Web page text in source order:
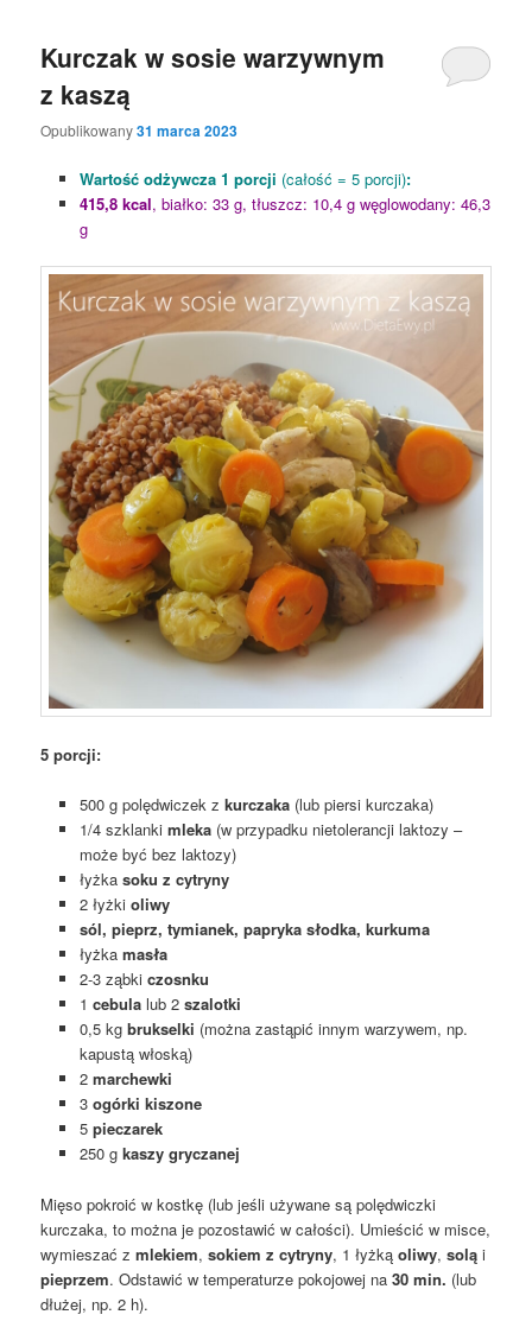
Kurczak w sosie warzywnym
z kaszą
Opublikowany31 marca 2023
Wartość odżywcza 1 porcji (całość = 5 porcji):
415,8 kcal, białko: 33 g, tłuszcz: 10,4 g węglowodany: 46,3
g
5 porcji:
500 g polędwiczek z kurczaka(lub piersi kurczaka)
1/4 szklanki mleka(w przypadku nietolerancji laktozy –
może być bez laktozy)
łyżka soku z cytryny
2 łyżki oliwy
sól, pieprz, tymianek, papryka słodka, kurkuma
łyżka masła
2-3 ząbki czosnku
1 cebulalub 2 szalotki
0,5 kg brukselki (można zastąpić innym warzywem, np.
kapustą włoską)
2 marchewki
3 ogórki kiszone
5 pieczarek
250 g kaszy gryczanej
Mięso pokroić w kostkę (lub jeśli używane są polędwiczki
kurczaka, to można je pozostawić w całości). Umieścić w misce,
wymieszać zmlekiem,sokiem z cytryny, 1 łyżkąoliwy,solą i
pieprzem. Odstawić w temperaturze pokojowej na30 min. (lub
dłużej, np. 2 h).